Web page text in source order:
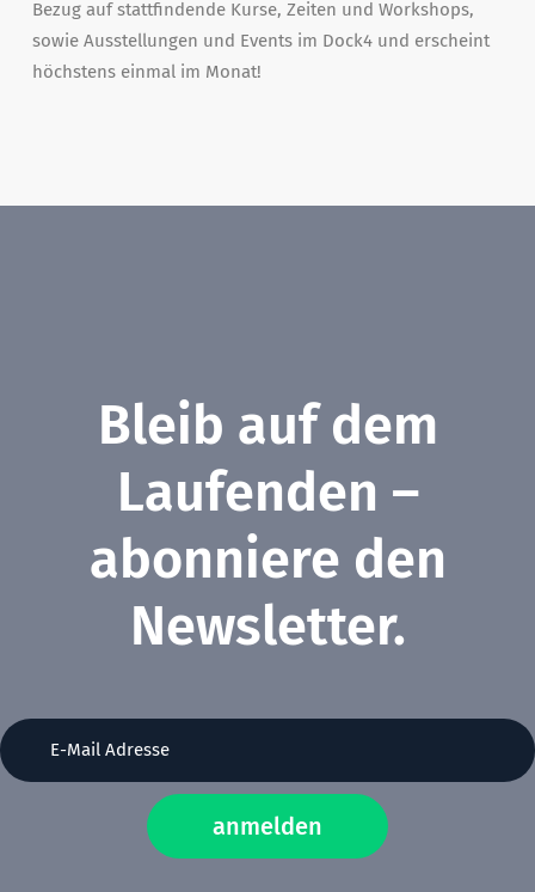
Bezug auf stattfindende Kurse, Zeiten und Workshops,
sowie Ausstellungen und Events im Dock4 und erscheint
höchstens einmal im Monat!
Bleib auf dem
Laufenden –
abonniere den
Newsletter.